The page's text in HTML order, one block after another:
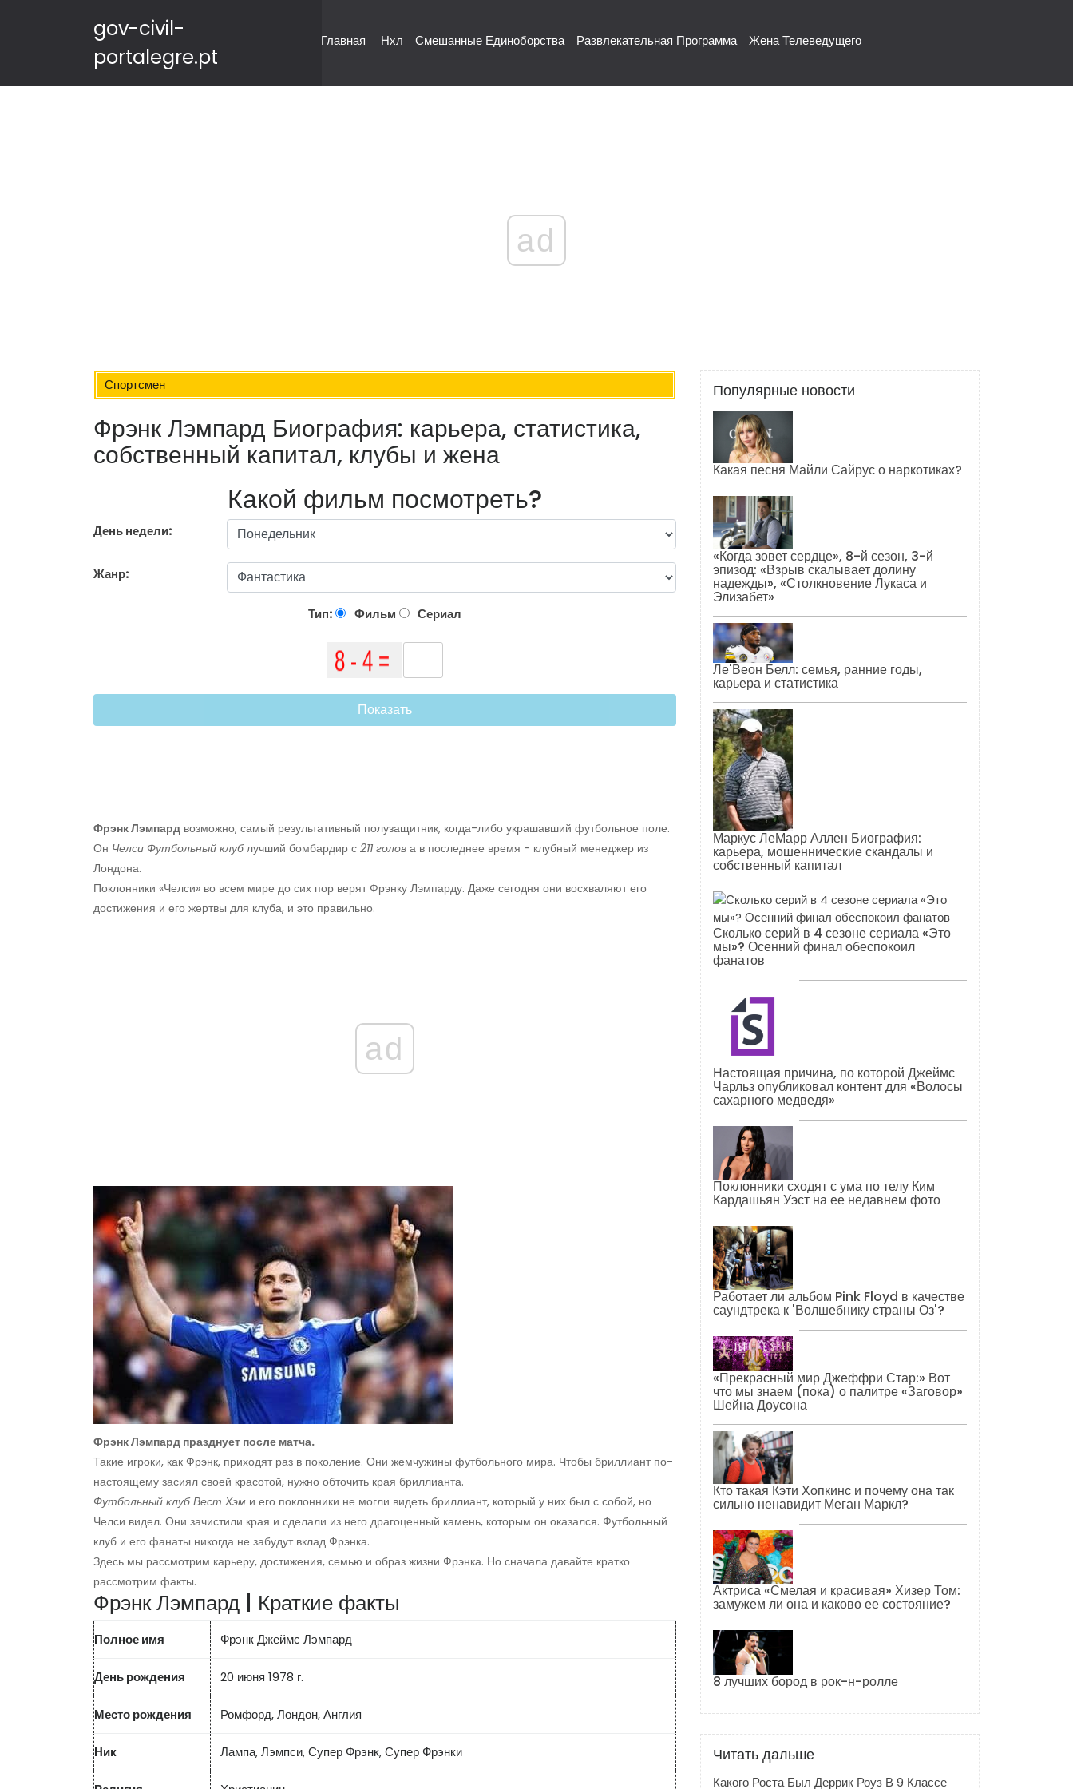
gov-civil-
portalegre.pt
Главная Нхл Смешанные Единоборства Развлекательная Программа Жена Телеведущего
ad
Спортсмен
Фрэнк Лэмпард Биография: карьера, статистика,
собственный капитал, клубы и жена
Какой фильм посмотреть?
День недели:
Жанр:
Тип: Фильм Сериал
Показать
Фрэнк Лэмпард возможно, самый результативный полузащитник, когда-либо украшавший футбольное поле.
Он Челси Футбольный клублучший бомбардир с 211 голов а в последнее время - клубный менеджер из
Лондона.
Поклонники «Челси» во всем мире до сих пор верят Фрэнку Лэмпарду. Даже сегодня они восхваляют его
достижения и его жертвы для клуба, и это правильно.
ad
Фрэнк Лэмпард празднует после матча.
Такие игроки, как Фрэнк, приходят раз в поколение. Они жемчужины футбольного мира. Чтобы бриллиант по-
настоящему засиял своей красотой, нужно обточить края бриллианта.
Футбольный клуб Вест Хэм и его поклонники не могли видеть бриллиант, который у них был с собой, но
Челси видел. Они зачистили края и сделали из него драгоценный камень, которым он оказался. Футбольный
клуб и его фанаты никогда не забудут вклад Фрэнка.
Здесь мы рассмотрим карьеру, достижения, семью и образ жизни Фрэнка. Но сначала давайте кратко
рассмотрим факты.
Фрэнк Лэмпард | Краткие факты
Полное имя Фрэнк Джеймс Лэмпард
День рождения 20 июня 1978 г.
Место рождения Ромфорд, Лондон, Англия
Ник Лампа, Лэмпси, Супер Фрэнк, Супер Фрэнки
Популярные новости
Какая песня Майли Сайрус о наркотиках?
«Когда зовет сердце», 8-й сезон, 3-й
эпизод: «Взрыв скалывает долину
надежды», «Столкновение Лукаса и
Элизабет»
Ле'Веон Белл: семья, ранние годы,
карьера и статистика
Маркус ЛеМарр Аллен Биография:
карьера, мошеннические скандалы и
собственный капитал
Сколько серий в 4 сезоне сериала «Это
мы»? Осенний финал обеспокоил
фанатов
Настоящая причина, по которой Джеймс
Чарльз опубликовал контент для «Волосы
сахарного медведя»
Поклонники сходят с ума по телу Ким
Кардашьян Уэст на ее недавнем фото
Работает ли альбом Pink Floyd в качестве
саундтрека к 'Волшебнику страны Оз'?
«Прекрасный мир Джеффри Стар:» Вот
что мы знаем (пока) о палитре «Заговор»
Шейна Доусона
Кто такая Кэти Хопкинс и почему она так
сильно ненавидит Меган Маркл?
Актриса «Смелая и красивая» Хизер Том:
замужем ли она и каково ее состояние?
8 лучших бород в рок-н-ролле
Читать дальше
Какого Роста Был Деррик Роуз В 9 Классе